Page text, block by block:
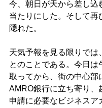
今、朝日が天から差し込
当たりにした。そして再
隠れた。
天気予報を見る限りでは
とのことである。今日は
取ってから、街の中心部
AMRO銀行に立ち寄り、
申請に必要なビジネスア